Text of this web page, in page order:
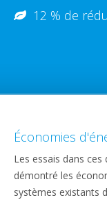
12 % de
Économies
Les essais dans
démontré les
systèmes existants